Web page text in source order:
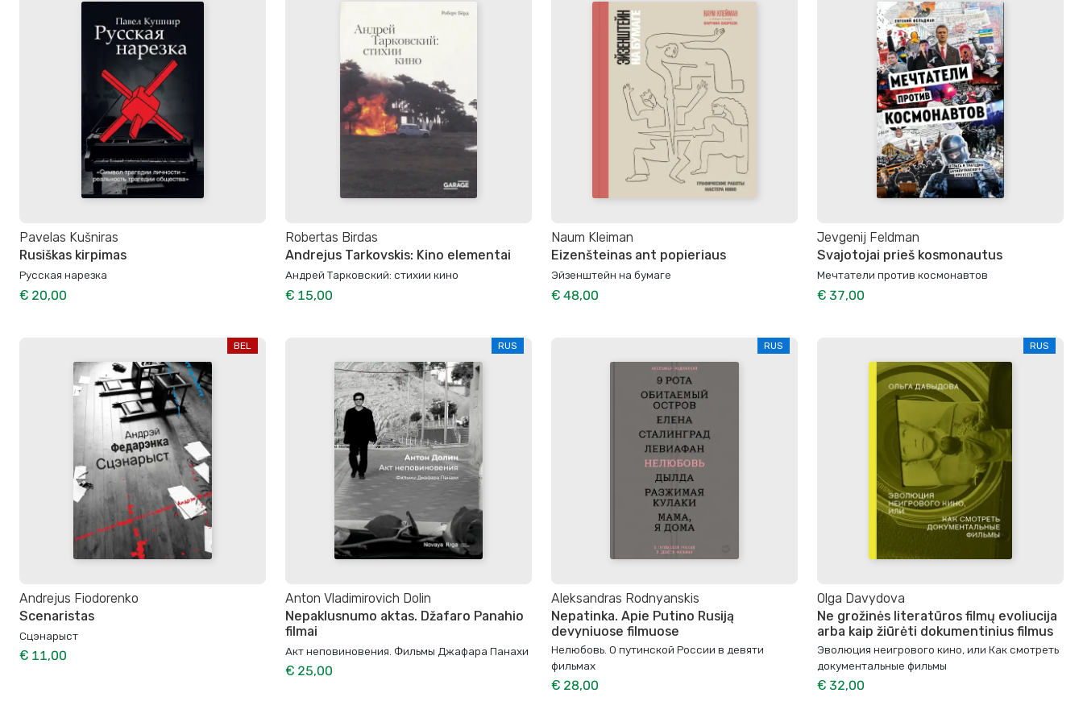
Pavelas Kušniras
Rusiškas kirpimas
Русская нарезка
€ 20,00
Robertas Birdas
Andrejus Tarkovskis: Kino elementai
Андрей Тарковский: стихии кино
€ 15,00
Naum Kleiman
Eizenšteinas ant popieriaus
Эйзенштейн на бумаге
€ 48,00
Jevgenij Feldman
Svajotojai prieš kosmonautus
Мечтатели против космонавтов
€ 37,00
BEL
Andrejus Fiodorenko
Scenaristas
Сцэнарыст
€ 11,00
RUS
Anton Vladimirovich Dolin
Nepaklusnumo aktas. Džafaro Panahio
filmai
Акт неповиновения. Фильмы Джафара Панахи
€ 25,00
RUS
Aleksandras Rodnyanskis
Nepatinka. Apie Putino Rusiją
devyniuose filmuose
Нелюбовь. О путинской России в девяти
фильмах
€ 28,00
RUS
Olga Davydova
Ne grožinės literatūros filmų evoliucija
arba kaip žiūrėti dokumentinius filmus
Эволюция неигрового кино, или Как смотреть
документальные фильмы
€ 32,00